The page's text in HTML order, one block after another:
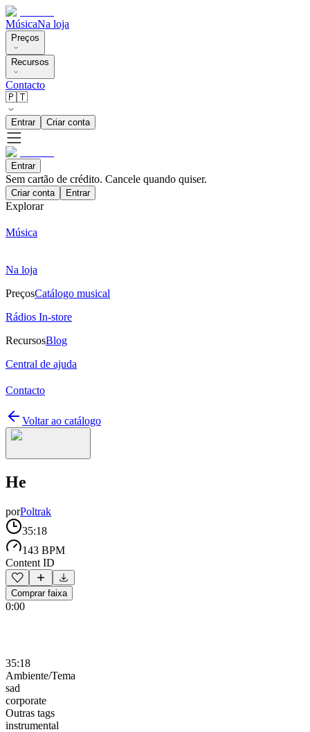
MúsicaNa loja
Preços
Recursos
Contacto
🇵🇹
Entrar Criar conta
Entrar
Sem cartão de crédito. Cancele quando quiser.
Criar conta Entrar
Explorar
Música
Na loja
PreçosCatálogo musical
Rádios In-store
RecursosBlog
Central de ajuda
Contacto
Voltar ao catálogo
He
porPoltrak
35:18
143 BPM
Content ID
Comprar faixa
0:00
35:18
Ambiente/Tema
sad
corporate
Outras tags
instrumental